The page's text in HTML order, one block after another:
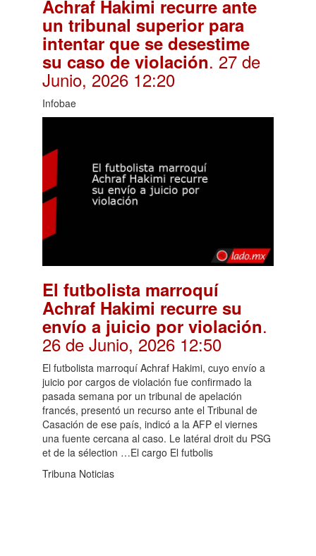
Achraf Hakimi recurre ante
un tribunal superior para
intentar que se desestime
su caso de violación. 27 de
Junio, 2026 12:20
Infobae
El futbolista marroquí
Achraf Hakimi recurre su
envío a juicio por violación.
26 de Junio, 2026 12:50
El futbolista marroquí Achraf Hakimi, cuyo envío a
juicio por cargos de violación fue confirmado la
pasada semana por un tribunal de apelación
francés, presentó un recurso ante el Tribunal de
Casación de ese país, indicó a la AFP el viernes
una fuente cercana al caso. Le latéral droit du PSG
et de la sélection …El cargo El futbolis
Tribuna Noticias